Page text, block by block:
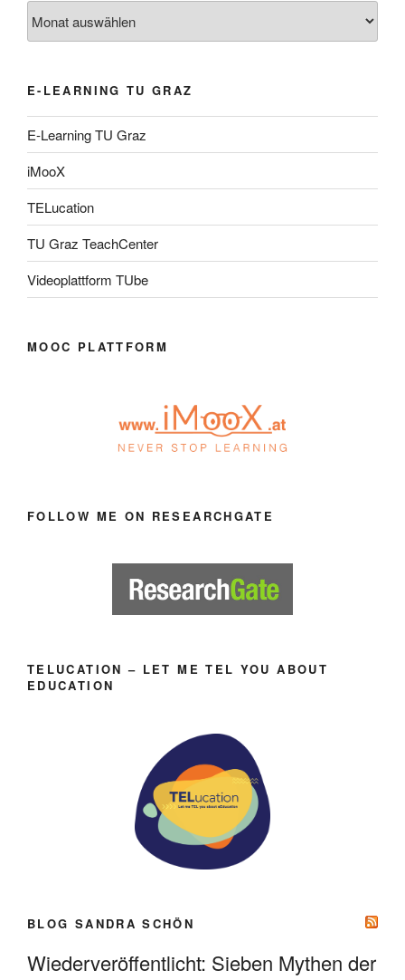
E-LEARNING TU GRAZ
E-Learning TU Graz
iMooX
TELucation
TU Graz TeachCenter
Videoplattform TUbe
MOOC PLATTFORM
FOLLOW ME ON RESEARCHGATE
TELUCATION – LET ME TEL YOU ABOUT
EDUCATION
BLOG SANDRA SCHÖN
Wiederveröffentlicht: Sieben Mythen der